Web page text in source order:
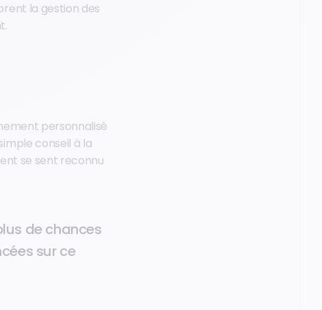
la gestion des
personnalisé
conseil à la
se sent reconnu
de chances
sur ce